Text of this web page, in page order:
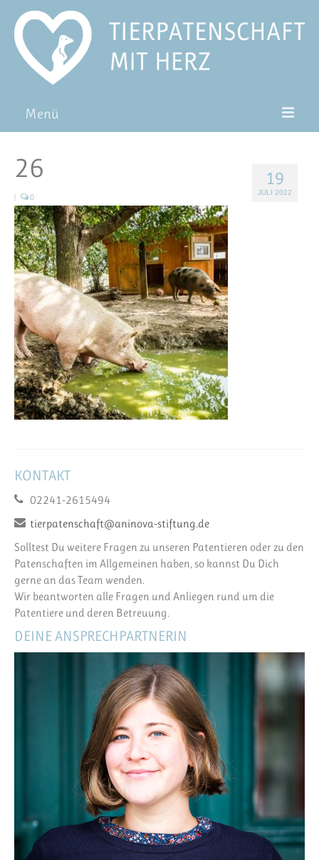
Menü
Pat*in werden
Patenschaft verschenken
Blog
FAQ
19
JULI 2022
26
| 0
KONTAKT
02241-2615494
tierpatenschaft@aninova-stiftung.de
Solltest Du weitere Fragen zu unseren Patentieren oder zu den
Patenschaften im Allgemeinen haben, so kannst Du Dich
gerne an das Team wenden.
Wir beantworten alle Fragen und Anliegen rund um die
Patentiere und deren Betreuung.
DEINE ANSPRECHPARTNERIN